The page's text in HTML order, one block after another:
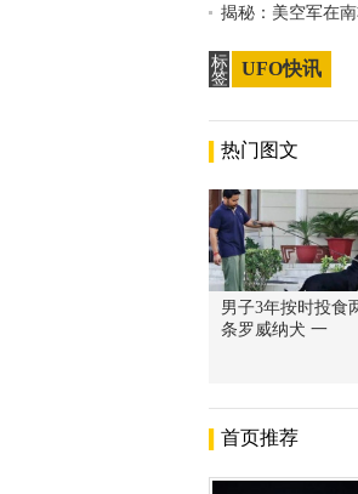
揭秘：美空军在
标
签
UFO快讯
热门图文
男子3年按时投食
条罗威纳犬 一
首页推荐